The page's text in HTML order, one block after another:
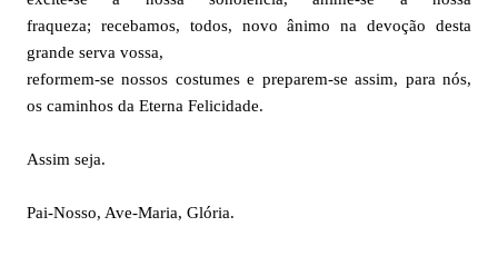
fraqueza; recebamos, todos, novo ânimo na devoção desta
grande serva vossa,
reformem-se nossos costumes e preparem-se assim, para nós,
os caminhos da Eterna Felicidade.
Assim seja.
Pai-Nosso, Ave-Maria, Glória.